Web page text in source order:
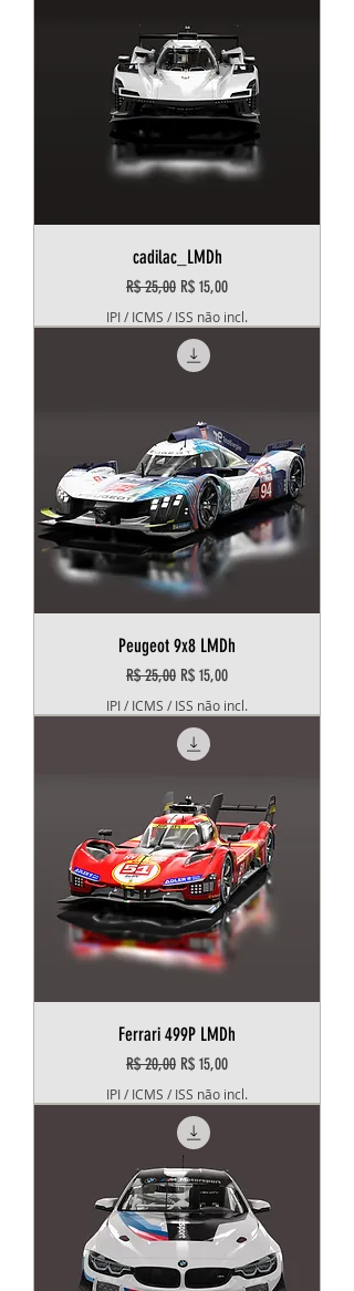
cadilac_LMDh
Preço normal
R$ 25,00 Preço promocional
R$ 15,00
IPI / ICMS / ISS não incl.
Peugeot 9x8 LMDh
Preço normal
R$ 25,00 Preço promocional
R$ 15,00
IPI / ICMS / ISS não incl.
Ferrari 499P LMDh
Preço normal
R$ 20,00 Preço promocional
R$ 15,00
IPI / ICMS / ISS não incl.